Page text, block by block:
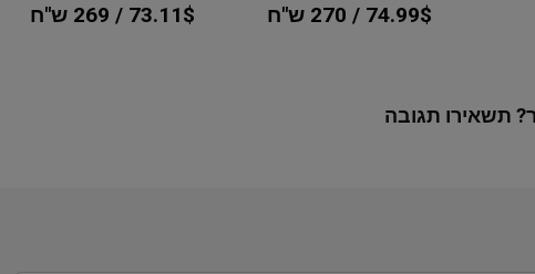
74.99$ / 270 ש"ח 73.11$ / 269 ש"ח
תשאירו תגובה